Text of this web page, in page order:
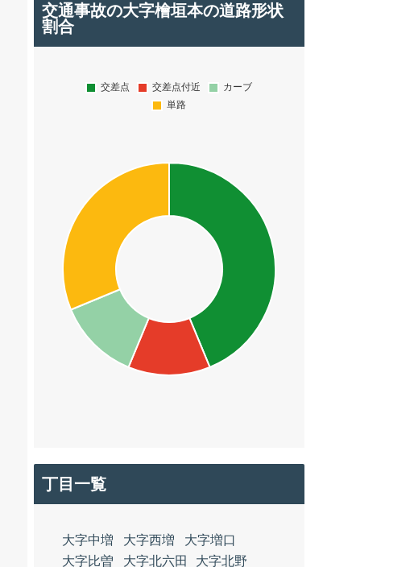
交通事故の大字檜垣本の道路形状
割合
丁目一覧
大字中増 大字西増
大字増口
大字比曽
大字北六田 大字北野